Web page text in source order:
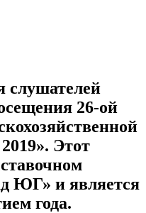
слушателей
26-ой
Этот
ЮГ» и является
года.